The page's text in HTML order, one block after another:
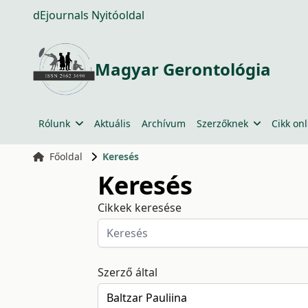
dEjournals Nyitóoldal
Magyar Gerontológia
Rólunk Aktuális Archívum Szerzőknek Cikk
Főoldal Keresés
Keresés
Cikkek keresése
Szerző által